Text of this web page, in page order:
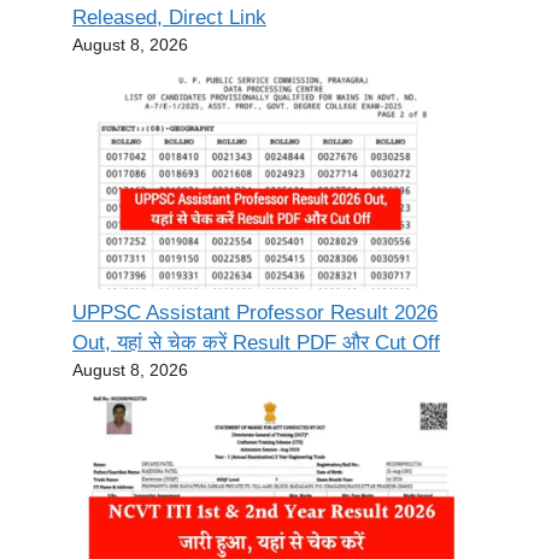
Released, Direct Link
August 8, 2026
UPPSC Assistant Professor Result 2026
Out, यहां से चेक करें Result PDF और Cut Off
August 8, 2026